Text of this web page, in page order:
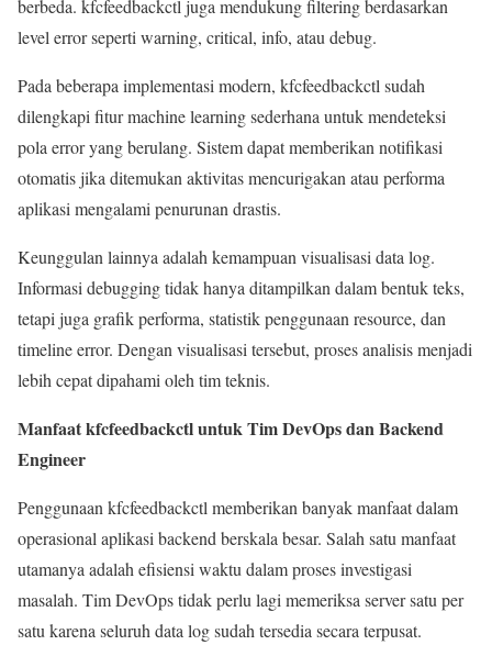
berbeda. kfcfeedbackctl juga mendukung filtering berdasarkan
level error seperti warning, critical, info, atau debug.
Pada beberapa implementasi modern, kfcfeedbackctl sudah
dilengkapi fitur machine learning sederhana untuk mendeteksi
pola error yang berulang. Sistem dapat memberikan notifikasi
otomatis jika ditemukan aktivitas mencurigakan atau performa
aplikasi mengalami penurunan drastis.
Keunggulan lainnya adalah kemampuan visualisasi data log.
Informasi debugging tidak hanya ditampilkan dalam bentuk teks,
tetapi juga grafik performa, statistik penggunaan resource, dan
timeline error. Dengan visualisasi tersebut, proses analisis menjadi
lebih cepat dipahami oleh tim teknis.
Manfaat kfcfeedbackctl untuk Tim DevOps dan Backend
Engineer
Penggunaan kfcfeedbackctl memberikan banyak manfaat dalam
operasional aplikasi backend berskala besar. Salah satu manfaat
utamanya adalah efisiensi waktu dalam proses investigasi
masalah. Tim DevOps tidak perlu lagi memeriksa server satu per
satu karena seluruh data log sudah tersedia secara terpusat.